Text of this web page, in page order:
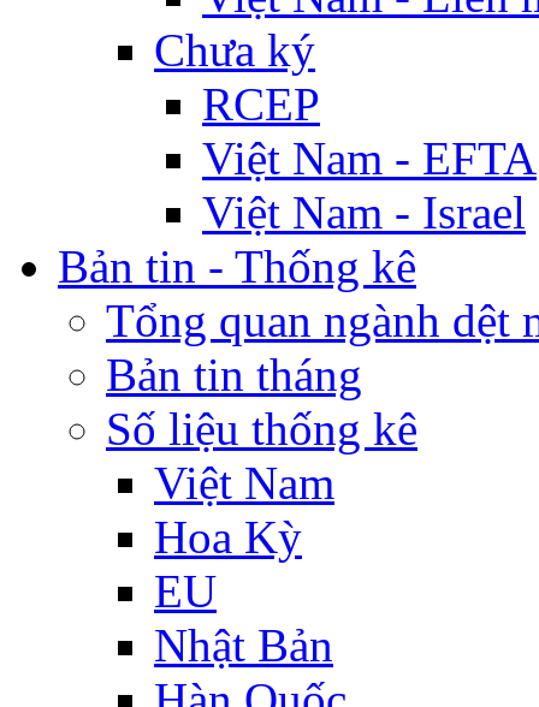
Chưa ký
RCEP
Việt Nam - EFTA
Việt Nam - Israel
Bản tin - Thống kê
Tổng quan ngành dệt
Bản tin tháng
Số liệu thống kê
Việt Nam
Hoa Kỳ
EU
Nhật Bản